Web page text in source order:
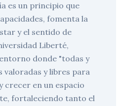
es un principio que
fomenta la
y el sentido de
Liberté,
donde "todas y
valoradas y libres para
crecer en un espacio
fortaleciendo tanto el